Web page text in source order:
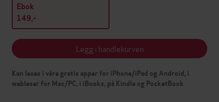
Ebok
149,-
Legg i handlekurven
Kan leses i våre gratis apper for iPhone/iPad og Android, i
webleser for Mac/PC, i iBooks, på Kindle og PocketBook